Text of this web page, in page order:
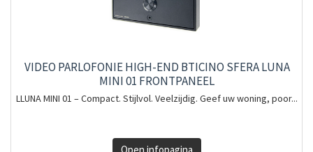
VIDEO PARLOFONIE HIGH-END BTICINO SFERA LUNA
MINI 01 FRONTPANEEL
LLUNA MINI 01 – Compact. Stijlvol. Veelzijdig. Geef uw woning, poor...